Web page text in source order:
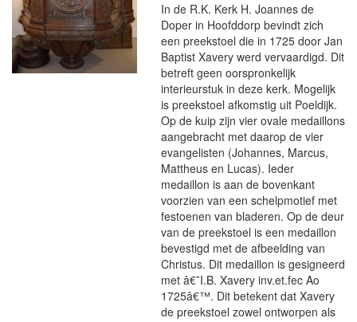
In de R.K. Kerk H. Joannes de
Doper in Hoofddorp bevindt zich
een preekstoel die in 1725 door Jan
Baptist Xavery werd vervaardigd. Dit
betreft geen oorspronkelijk
interieurstuk in deze kerk. Mogelijk
is preekstoel afkomstig uit Poeldijk.
Op de kuip zijn vier ovale medaillons
aangebracht met daarop de vier
evangelisten (Johannes, Marcus,
Mattheus en Lucas). Ieder
medaillon is aan de bovenkant
voorzien van een schelpmotief met
festoenen van bladeren. Op de deur
van de preekstoel is een medaillon
bevestigd met de afbeelding van
Christus. Dit medaillon is gesigneerd
met â€˜I.B. Xavery inv.et.fec Ao
1725â€™. Dit betekent dat Xavery
de preekstoel zowel ontworpen als